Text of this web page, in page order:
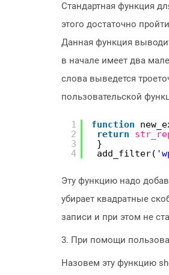
Стандартная функция
этого достаточно
Данная функция
в начале имеет два
слова выведется
пользовательской
1
2
3
4
function
return
}
add_filter(
Эту функцию надо
убирает квадратные
записи и при этом не
3. При помощи
Назовем эту функцию